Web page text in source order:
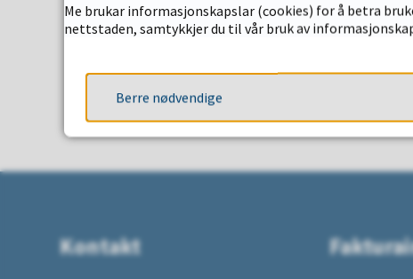
Fann du det
Kontakt
Me brukar informasjonskapslar (cookies) for å betra
nettstaden, samtykkjer du til vår bruk av
Berre nødvendige